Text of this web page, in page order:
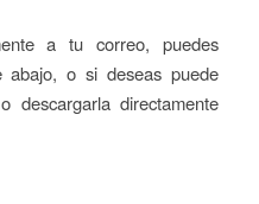
a tu correo, puedes
abajo, o si deseas puede
descargarla directamente